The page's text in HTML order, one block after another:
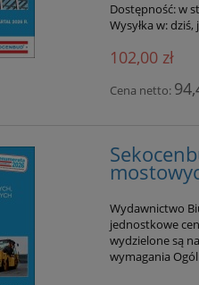
Dostępność:w
Wysyłka w:dziś,
102,00 zł
Cena netto:
Wydawnictwo
jednostkowe
wydzielone są
wymagania